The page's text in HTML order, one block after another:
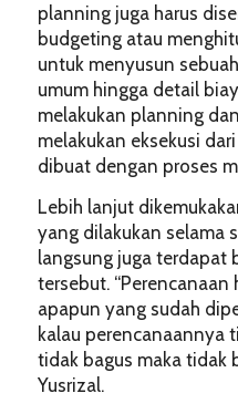
planning juga harus
budgeting atau
untuk menyusun
umum hingga detail
melakukan planning
melakukan eksekusi
dibuat dengan proses
Lebih lanjut
yang dilakukan selama
langsung juga terdapat
tersebut. “Perencanaan
apapun yang sudah
kalau perencanaannya
tidak bagus maka tidak
Yusrizal.